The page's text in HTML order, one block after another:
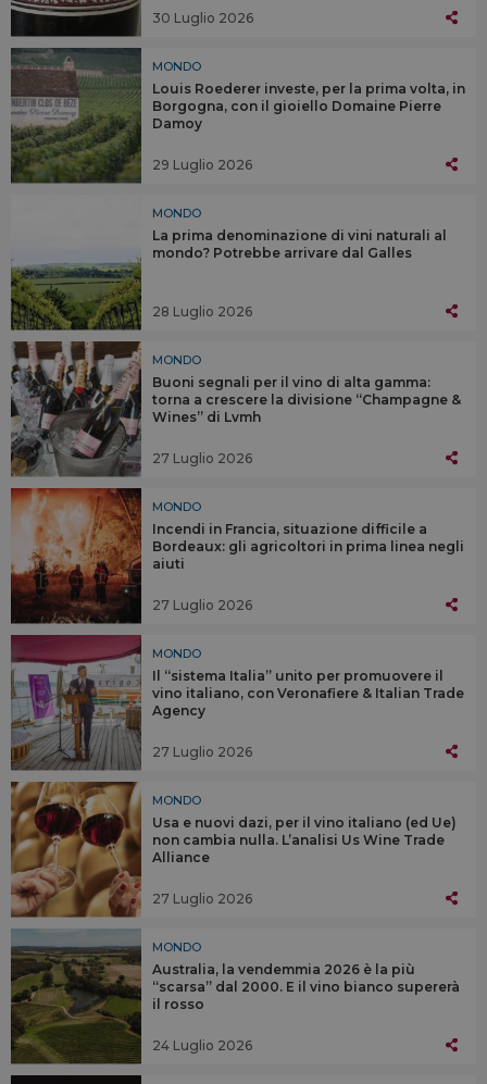
30 Luglio 2026
MONDO
Louis Roederer investe, per la prima volta, in
Borgogna, con il gioiello Domaine Pierre
Damoy
29 Luglio 2026
MONDO
La prima denominazione di vini naturali al
mondo? Potrebbe arrivare dal Galles
28 Luglio 2026
MONDO
Buoni segnali per il vino di alta gamma:
torna a crescere la divisione “Champagne &
Wines” di Lvmh
27 Luglio 2026
MONDO
Incendi in Francia, situazione difficile a
Bordeaux: gli agricoltori in prima linea negli
aiuti
27 Luglio 2026
MONDO
Il “sistema Italia” unito per promuovere il
vino italiano, con Veronafiere & Italian Trade
Agency
27 Luglio 2026
MONDO
Usa e nuovi dazi, per il vino italiano (ed Ue)
non cambia nulla. L’analisi Us Wine Trade
Alliance
27 Luglio 2026
MONDO
Australia, la vendemmia 2026 è la più
“scarsa” dal 2000. E il vino bianco supererà
il rosso
24 Luglio 2026